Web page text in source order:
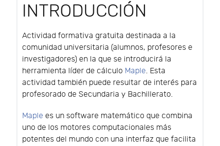
INTRODUCCIÓN
Actividad formativa gratuita destinada a la
comunidad universitaria (alumnos, profesores e
investigadores) en la que se introducirá la
herramienta líder de cálculo Maple. Esta
actividad también puede resultar de interés para
profesorado de Secundaria y Bachillerato.
Maple es un software matemático que combina
uno de los motores computacionales más
potentes del mundo con una interfaz que facilita